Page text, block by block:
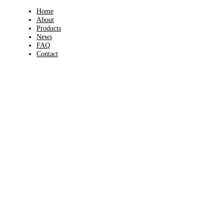
Home
About
Products
News
FAQ
Contact